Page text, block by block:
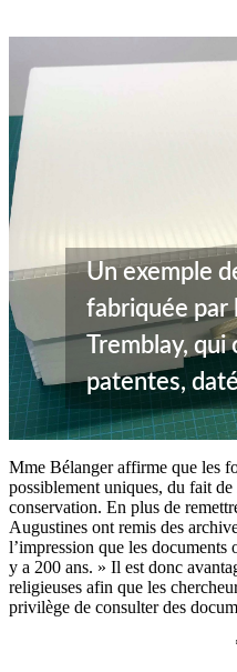
Un exemple
fabriquée par
Tremblay,
patentes,
Mme Bélanger affirme que les
possiblement uniques, du fait
conservation. En plus de
Augustines ont remis des
l’impression que les
y a 200 ans. » Il est donc
religieuses afin que les
privilège de consulter des